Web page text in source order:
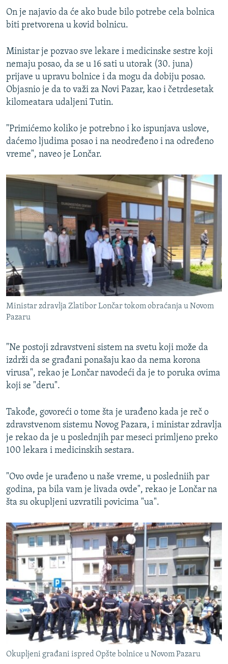
On je najavio da će ako bude bilo potrebe cela bolnica
biti pretvorena u kovid bolnicu.
Ministar je pozvao sve lekare i medicinske sestre koji
nemaju posao, da se u 16 sati u utorak (30. juna)
prijave u upravu bolnice i da mogu da dobiju posao.
Objasnio je da to važi za Novi Pazar, kao i četrdesetak
kilomeatara udaljeni Tutin.
"Primićemo koliko je potrebno i ko ispunjava uslove,
daćemo ljudima posao i na neodređeno i na određeno
vreme", naveo je Lončar.
Ministar zdravlja Zlatibor Lončar tokom obraćanja u Novom
Pazaru
"Ne postoji zdravstveni sistem na svetu koji može da
izdrži da se građani ponašaju kao da nema korona
virusa", rekao je Lončar navodeći da je to poruka ovima
koji se "deru".
Takođe, govoreći o tome šta je urađeno kada je reč o
zdravstvenom sistemu Novog Pazara, i ministar zdravlja
je rekao da je u poslednjih par meseci primljeno preko
100 lekara i medicinskih sestara.
"Ovo ovde je urađeno u naše vreme, u posledniih par
godina, pa bila vam je livada ovde", rekao je Lončar na
šta su okupljeni uzvratili povicima "ua".
Okupljeni građani ispred Opšte bolnice u Novom Pazaru